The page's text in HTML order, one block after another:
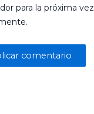
para la próxima vez